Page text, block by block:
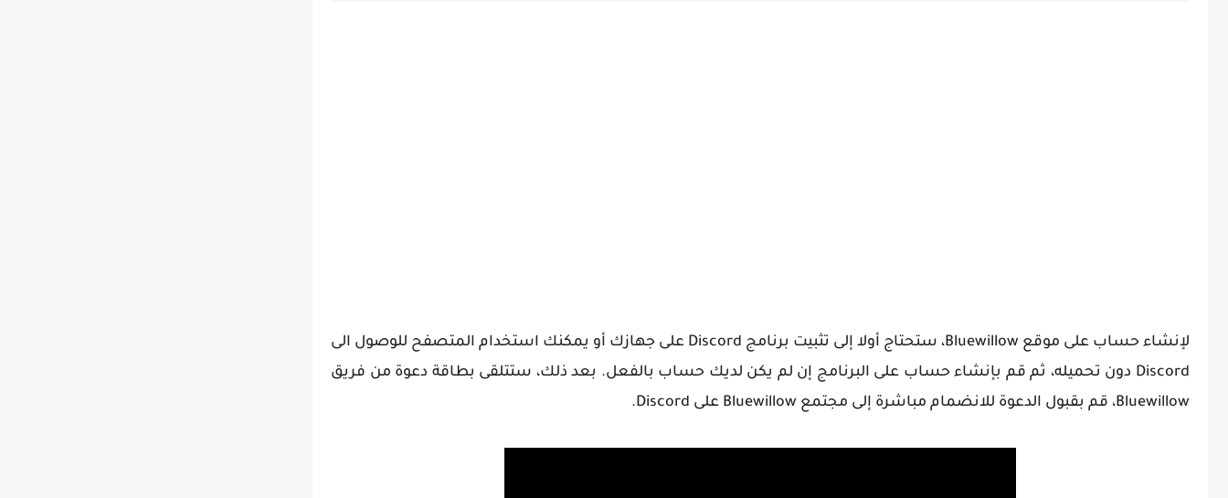
لإنشاء حساب على موقع Bluewillow، ستحتاج أولا إلى تثبيت برنامج Discord على جهازك أو يمكنك استخدام المتصفح للوصول الى
Discord دون تحميله، ثم قم بإنشاء حساب على البرنامج إن لم يكن لديك حساب بالفعل. بعد ذلك، ستتلقى بطاقة دعوة من فريق
Bluewillow، قم بقبول الدعوة للانضمام مباشرة إلى مجتمع Bluewillow على Discord.